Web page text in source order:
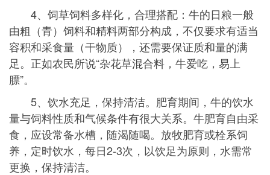
4、饲草饲料多样化，合理搭配：牛的日粮一般
由粗（青）饲料和精料两部分构成，不仅要求有适当
容积和采食量（干物质），还需要保证质和量的满
足。正如农民所说“杂花草混合料，牛爱吃，易上
膘”。
5、饮水充足，保持清洁。肥育期间，牛的饮水
量与饲料性质和气候条件有很大关系。牛肥育自由采
食，应设常备水槽，随渴随喝。放牧肥育或栓系饲
养，定时饮水，每日2-3次，以饮足为原则，水需常
更换，保持清洁。